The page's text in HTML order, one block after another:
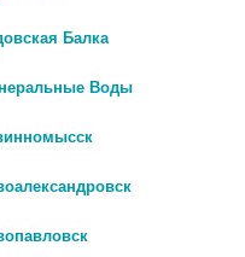
Балка
Воды